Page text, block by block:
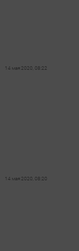
14 мая 2020, 08:22
14 мая 2020, 08:20